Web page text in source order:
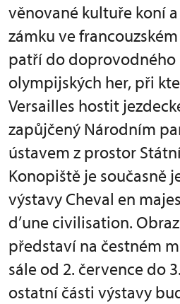
věnované kultuře koní
zámku ve
patří do
olympijských her, při
Versailles hostit
zapůjčený Národním
ústavem z prostor
Konopiště je současně
výstavy Cheval en
d’une civilisation.
představí na čestném
sále od 2. července do
ostatní části výstavy